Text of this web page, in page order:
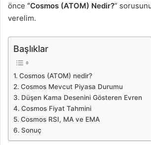
önce “Cosmos (ATOM) Nedir?”
verelim.
Başlıklar
Cosmos (ATOM) nedir?
Cosmos Mevcut Piyasa Durumu
Düşen Kama Desenini Gösteren Evren
Cosmos Fiyat Tahmini
Cosmos RSI, MA ve EMA
Sonuç